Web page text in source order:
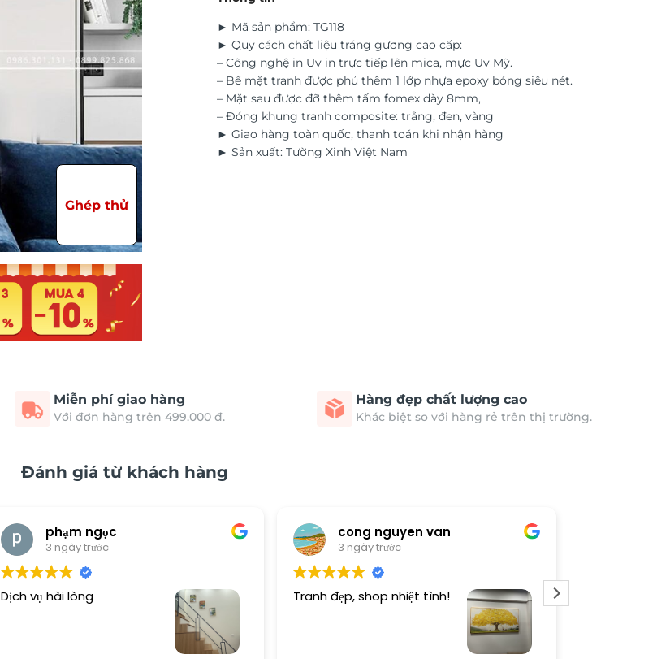
Ghép thử
► Mã sản phẩm: TG118
► Quy cách chất liệu tráng gương cao cấp:
– Công nghệ in Uv in trực tiếp lên mica, mực Uv Mỹ.
– Bề mặt tranh được phủ thêm 1 lớp nhựa epoxy bóng siêu nét.
– Mặt sau được đỡ thêm tấm fomex dày 8mm,
– Đóng khung tranh composite: trắng, đen, vàng
► Giao hàng toàn quốc, thanh toán khi nhận hàng
► Sản xuất: Tường Xinh Việt Nam
Miễn phí giao hàng
Với đơn hàng trên 499.000 đ.
Hàng đẹp chất lượng cao
Khác biệt so với hàng rẻ trên thị trường.
Đánh giá từ khách hàng
phạm ngọc
3 ngày trước
Dịch vụ hài lòng
cong nguyen van
3 ngày trước
Tranh đẹp, shop nhiệt tình!